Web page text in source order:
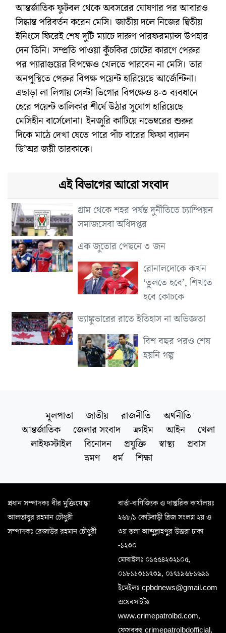
আন্তর্জাতিক ফুটবল থেকে অবসরের ঘোষণার পর আবারও
সিদ্ধান্ত পরিবর্তন করেন মেসি। জাতীয় দলে নিজের দ্বিতীয়
ইনিংসে ফিরেই শেষ দুটি ম্যাচে দারুণ পারফরম্যান্স উপহার
দেন তিনি। সম্প্রতি পাওয়া কুঁচকির চোটের কারণে পেরুর
পর প্যারাগুয়ের বিপক্ষেও খেলতে পারবেন না মেসি। তার
অনপুস্থিতে পেরুর বিপক্ষ পয়েন্ট হারিয়েছে আর্জেন্টিনা।
এছাড়া লা লিগায় সেল্টা ভিগোর বিপক্ষেও ৪-৩ ব্যবধানে
হেরে পয়েন্ট তালিকার শীর্ষে উঠার সুযোগ হারিয়েছে
মেসিহীন বার্সেলোনা। ইনজুরি কাটিয়ে নভেম্বরের শুরুর
দিকে মাঠে দেখা যেতে পারে পাঁচ বারের ফিফা ব্যালন
ডি’অর জয়ী তারকাকে।
এই বিভাগের আরো সংবাদ
গ্রাম থেকে শহর পর্যন্ত দুর্নীতিতে চ্যাম্পিয়ন
সমাজসেবা অধিদপ্তর
এক জুতোর পেছনে ৩ জন
রোনালদোকে কখন
‘তুলতে হবে’, শিখতে
হবে কোচকে
ভ্যাঙ্কুভারের রাতে ইতিহাস না অভিজ্ঞতা
বিশ বছর পরও শেষ
হয়নি গল্প
মূলপাতা জাতীয় রাজনীতি
অর্থনীতি
আন্তর্জাতিক
জেলার সংবাদ ক্রাইম আইন
খেলা
লাইফস্টাইল
বিনোদন প্রযুক্তি স্বাস্থ্য
প্রবাস
ভ্রমণ
ধর্ম শিক্ষা
প্রধান সম্পাদকঃ বীর মুক্তিযোদ্ধা
আলতাবুর রহমান চৌধুরী
সম্পাদকঃ রেজাউর রহমান চৌধুরী
বার্তা-বাণিজ্যিক ও দাপ্তরিক কার্যালয়ঃ
২৬৮/১ কোটবাড়ী ব্রিজ সংলগ্ন ২য় ও
৩য় তলা আব্দুল্লাহপুর উত্তরা ঢাকা
-১২৩০
মোবাইলঃ ০১৫৫৪২৩২১০৫,
০১৮১১৩১১৭৩৯, ০১৭১৯৬৮১৬৯১
ইমেইলঃ cpbdnews@gmail.com
ওয়েবসাইটঃ
www.crimepatrolbd.com,
ফেসবুকঃ crimepatrolbdofficial,